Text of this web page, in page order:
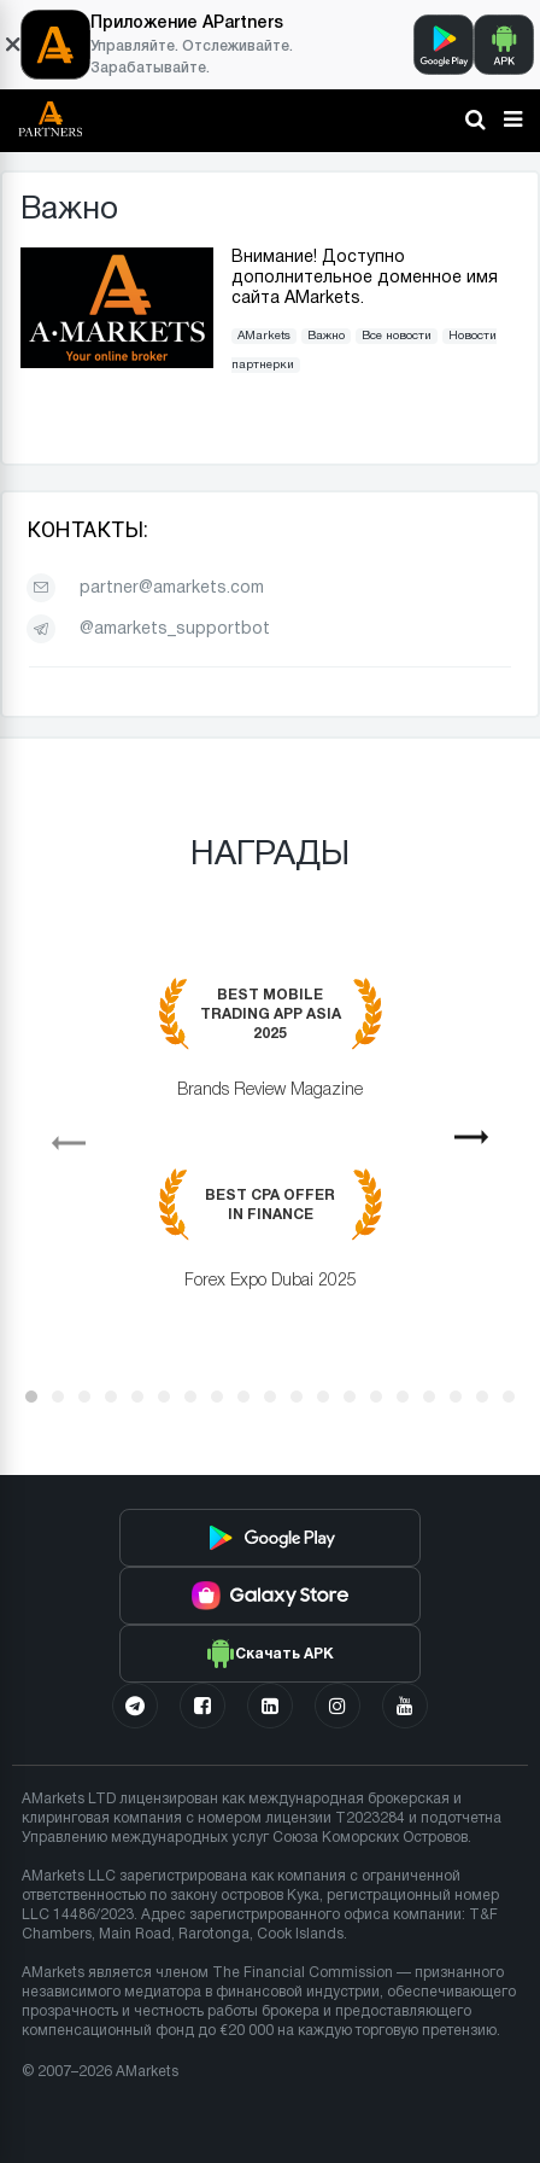
Приложение APartners
Управляйте. Отслеживайте.
Зарабатывайте.
Важно
Внимание! Доступно
дополнительное доменное имя
сайта AMarkets.
AMarkets Важно Все новости Новости
партнерки
КОНТАКТЫ:
partner@amarkets.com
@amarkets_supportbot
НАГРАДЫ
BEST MOBILE
TRADING APP ASIA
2025
Brands Review Magazine
BEST CPA OFFER
IN FINANCE
Forex Expo Dubai 2025
Next
Скачать APK
AMarkets LTD лицензирован как международная брокерская и
клиринговая компания с номером лицензии T2023284 и подотчетна
Управлению международных услуг Союза Коморских Островов.
AMarkets LLC зарегистрирована как компания с ограниченной
ответственностью по закону островов Кука, регистрационный номер
LLC 14486/2023. Адрес зарегистрированного офиса компании: T&F
Chambers, Main Road, Rarotonga, Cook Islands.
AMarkets является членом The Financial Commission — признанного
независимого медиатора в финансовой индустрии, обеспечивающего
прозрачность и честность работы брокера и предоставляющего
компенсационный фонд до €20 000 на каждую торговую претензию.
© 2007–2026 AMarkets